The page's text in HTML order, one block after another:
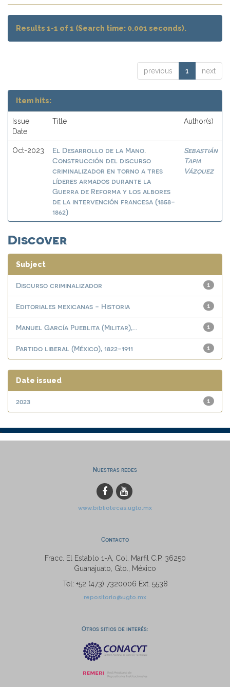
Results 1-1 of 1 (Search time: 0.001 seconds).
previous 1 next
Item hits:
Issue
Date
Title Author(s)
Oct-2023
El Desarrollo de la Mano.
Construcción del discurso
criminalizador en torno a tres
líderes armados durante la
Guerra de Reforma y los albores
de la intervención francesa (1858-
1862)
Sebastián
Tapia
Vázquez
Discover
Subject
1
Discurso criminalizador
1
Editoriales mexicanas - Historia
1
Manuel García Pueblita (Militar),...
1
Partido liberal (México), 1822-1911
Date issued
1
2023
Nuestras redes
www.bibliotecas.ugto.mx
Contacto
Fracc. El Establo 1-A, Col. Marfil C.P. 36250
Guanajuato, Gto., México
Tel: +52 (473) 7320006 Ext. 5538
repositorio@ugto.mx
Otros sitios de interés: